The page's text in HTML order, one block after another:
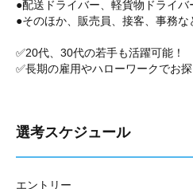
●配送ドライバー、軽貨物ドライバ
●そのほか、販売員、接客、事務な
✅20代、30代の若手も活躍可能！
✅長期の雇用やハローワークでお
選考スケジュール
エントリー